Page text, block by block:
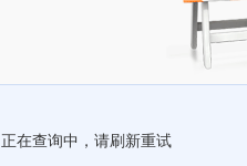
正在查询中，请刷新重试